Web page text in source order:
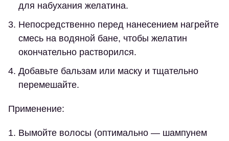
для набухания желатина.
Непосредственно перед нанесением нагрейте
смесь на водяной бане, чтобы желатин
окончательно растворился.
Добавьте бальзам или маску и тщательно
перемешайте.
Применение:
Вымойте волосы (оптимально — шампунем